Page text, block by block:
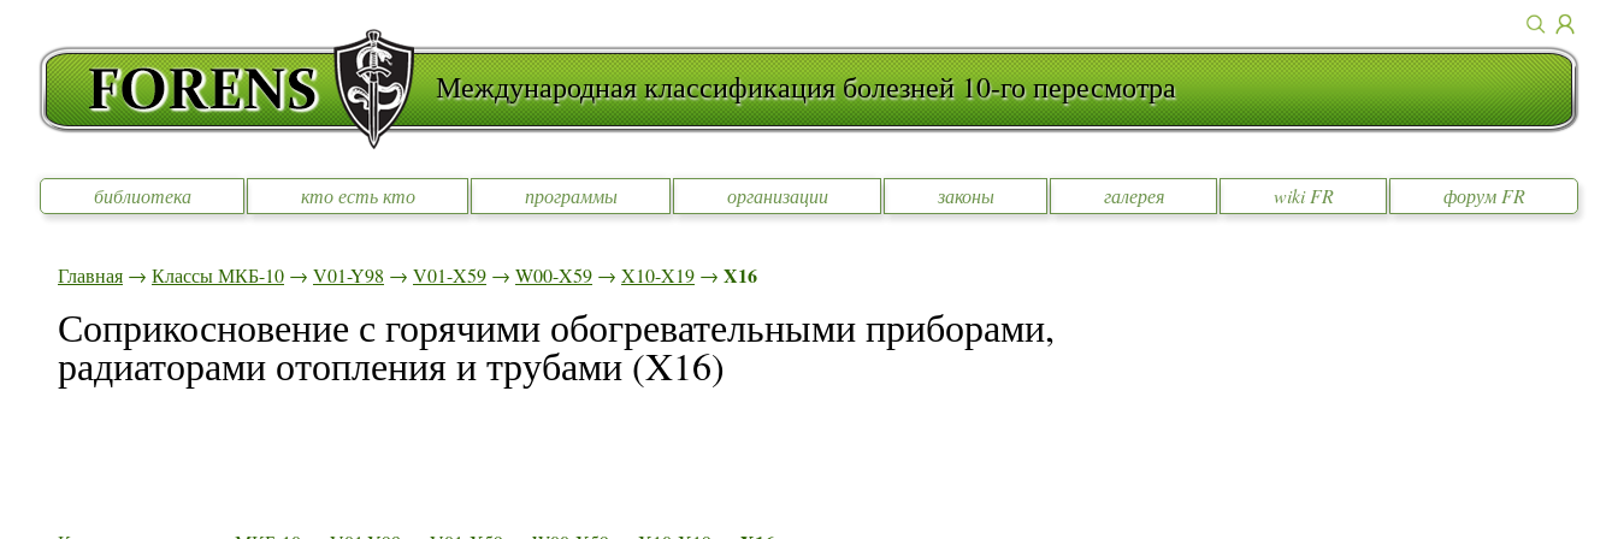
Международная классификация болезней 10-го пересмотра
библиотека кто есть кто программы организации законы галерея wiki FR форум FR
Главная → Классы МКБ-10 → V01-Y98 → V01-X59 → W00-X59 → X10-X19 → X16
Соприкосновение с горячими обогревательными приборами,
радиаторами отопления и трубами (X16)